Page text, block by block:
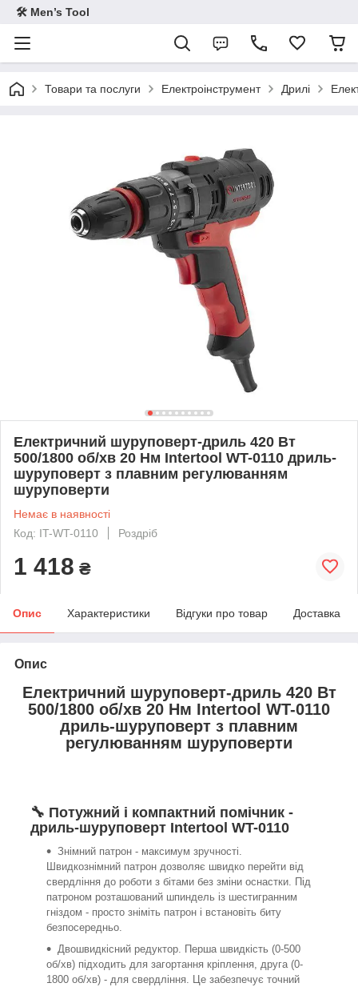
🛠 Men’s Tool
Товари та послуги Електроінструмент Дрилі
Електричний шуруповерт-дриль 420 Вт
500/1800 об/хв 20 Нм Intertool WT-0110 дриль-
шуруповерт з плавним регулюванням
шуруповерти
Немає в наявності
Код: IT-WT-0110
Роздріб
1 418 ₴
Опис Характеристики Відгуки про товар Доставка
Опис
Електричний шуруповерт-дриль 420 Вт
500/1800 об/хв 20 Нм Intertool WT-0110
дриль-шуруповерт з плавним
регулюванням шуруповерти
🔧 Потужний і компактний помічник -
дриль-шуруповерт Intertool WT-0110
Знімний патрон - максимум зручності.
Швидкознімний патрон дозволяє швидко перейти від
свердління до роботи з бітами без зміни оснастки. Під
патроном розташований шпиндель із шестигранним
гніздом - просто зніміть патрон і встановіть биту
безпосередньо.
Двошвидкісний редуктор. Перша швидкість (0-500
об/хв) підходить для загортання кріплення, друга (0-
1800 об/хв) - для свердління. Це забезпечує точний